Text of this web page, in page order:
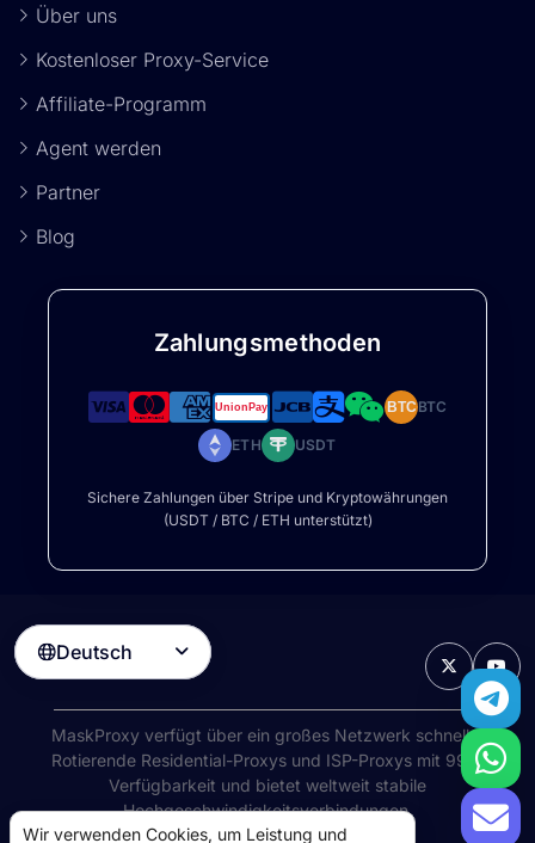
Über uns
Kostenloser Proxy-Service
Affiliate-Programm
Agent werden
Partner
Blog
Zahlungsmethoden
BTCBTC
ETH USDT
Sichere Zahlungen über Stripe und Kryptowährungen
(USDT / BTC / ETH unterstützt)
Deutsch 
MaskProxy verfügt über ein großes Netzwerk schneller
Rotierende Residential-Proxys und ISP-Proxys mit 99%
Verfügbarkeit und bietet weltweit stabile
Hochgeschwindigkeitsverbindungen.
Wir verwenden Cookies, um Leistung und